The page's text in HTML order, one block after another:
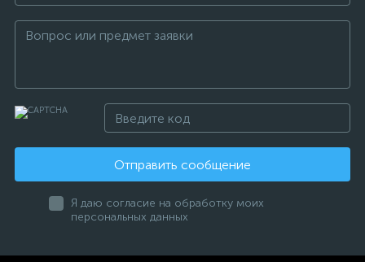
Отправить сообщение
Я даю согласие на обработку моих
персональных данных